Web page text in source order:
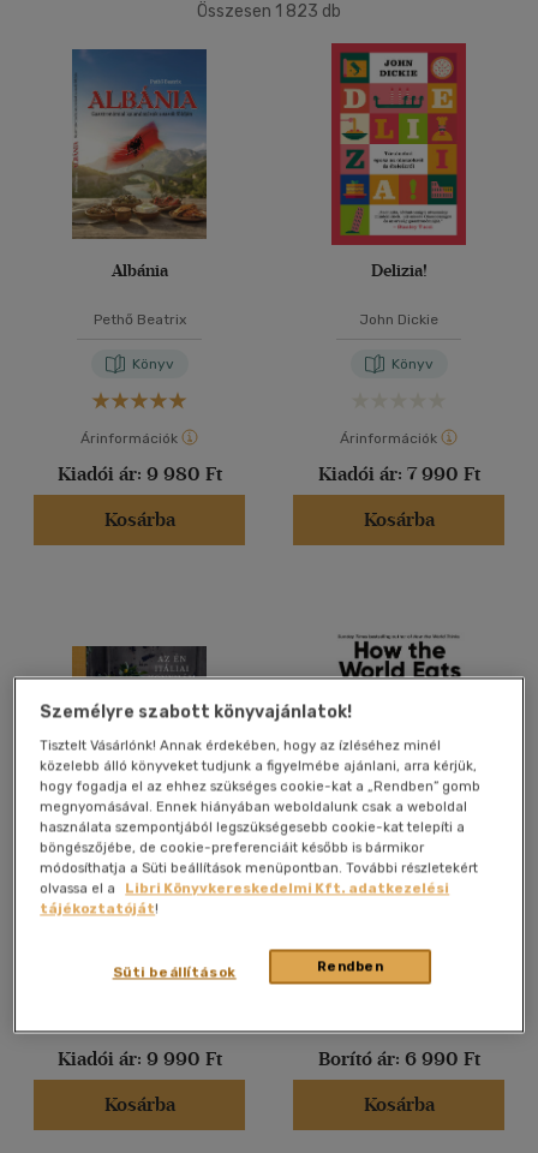
Gyermek és ifjúsági
Felnőtt(315)
Nyelv szerint
Angol(40)
Spanyol
(3)
(1)
(2)
(1753)
Alkalmaz
Összesen 1 823 db
Albánia
Pethő Beatrix
Könyv
Árinformációk
Kiadói ár: 9 980 Ft
Kosárba
Delizia!
John Dickie
Könyv
Árinformációk
Kiadói ár: 7 990 Ft
Kosárba
Az én itáliai konyhám
Mimi Thorisson
Kiadói ár: 9 990 Ft
Kosárba
How the World Eats
Könyv
Borító ár: 6 990 Ft
Kosárba
Személyre szabott könyvajánlatok!
Tisztelt Vásárlónk! Annak érdekében, hogy az ízléséhez minél
közelebb álló könyveket tudjunk a figyelmébe ajánlani, arra kérjük,
hogy fogadja el az ehhez szükséges cookie-kat a „Rendben” gomb
megnyomásával. Ennek hiányában weboldalunk csak a weboldal
használata szempontjából legszükségesebb cookie-kat telepíti a
böngészőjébe, de cookie-preferenciáit később is bármikor
módosíthatja a Süti beállítások menüpontban. További részletekért
olvassa el a
Libri Könyvkereskedelmi Kft. adatkezelési
tájékoztatóját!
Rendben
Süti beállítások